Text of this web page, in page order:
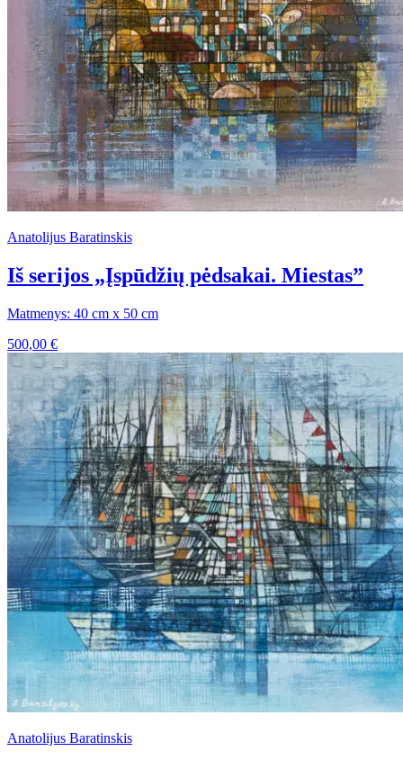
Anatolijus Baratinskis
Iš serijos „Įspūdžių pėdsakai. Miestas”
Matmenys: 40 cm x 50 cm
500,00 €
Anatolijus Baratinskis